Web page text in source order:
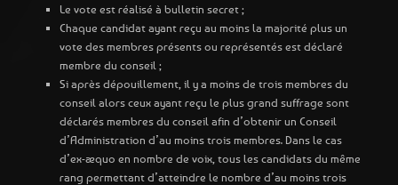
Le vote est réalisé à bulletin secret ;
Chaque candidat ayant reçu au moins la majorité plus un
vote des membres présents ou représentés est déclaré
membre du conseil ;
Si après dépouillement, il y a moins de trois membres du
conseil alors ceux ayant reçu le plus grand suffrage sont
déclarés membres du conseil afin d’obtenir un Conseil
d’Administration d’au moins trois membres. Dans le cas
d’ex-æquo en nombre de voix, tous les candidats du même
rang permettant d’atteindre le nombre d’au moins trois